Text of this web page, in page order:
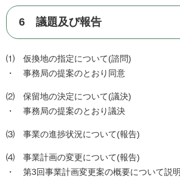
6 議題及び報告
⑴ 仮換地の指定について(諮問)
・ 事務局の提案のとおり同意
⑵ 保留地の決定について(議決)
・ 事務局の提案のとおり議決
⑶ 事業の進捗状況について(報告)
⑷ 事業計画の変更について(報告)
・ 第3回事業計画変更案の概要について説明